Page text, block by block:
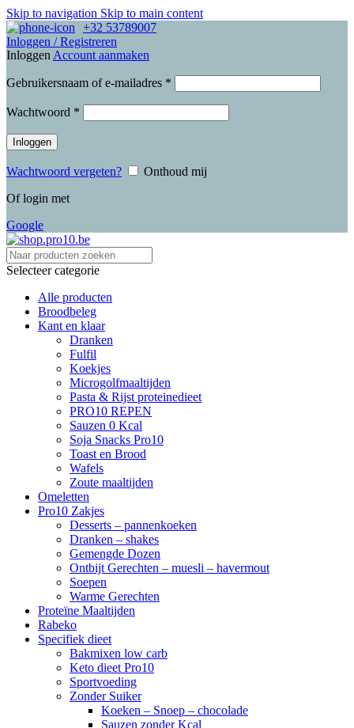
Skip to navigation Skip to main content
+32 53789007
Inloggen / Registreren
Inloggen Account aanmaken
Gebruikersnaam of e-mailadres *
Wachtwoord *
Inloggen
Wachtwoord vergeten?
Onthoud mij
Of login met
Google
Selecteer categorie
Alle producten
Broodbeleg
Kant en klaar
Dranken
Fulfil
Koekjes
Microgolfmaaltijden
Pasta & Rijst proteinedieet
PRO10 REPEN
Sauzen 0 Kcal
Soja Snacks Pro10
Toast en Brood
Wafels
Zoute maaltijden
Omeletten
Pro10 Zakjes
Desserts – pannenkoeken
Dranken – shakes
Gemengde Dozen
Ontbijt Gerechten – muesli – havermout
Soepen
Warme Gerechten
Proteïne Maaltijden
Rabeko
Specifiek dieet
Bakmixen low carb
Keto dieet Pro10
Sportvoeding
Zonder Suiker
Koeken – Snoep – chocolade
Sauzen zonder Kcal